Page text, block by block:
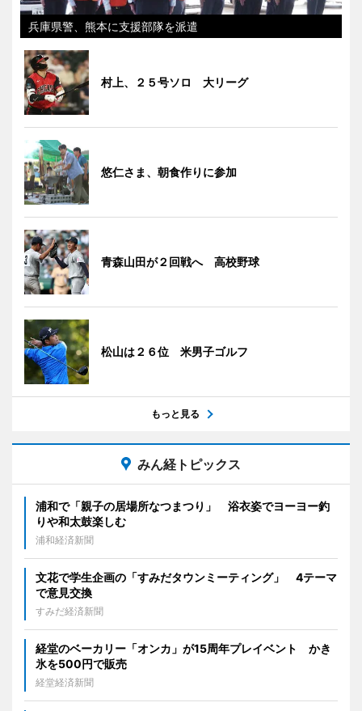
兵庫県警、熊本に支援部隊を派遣
村上、２５号ソロ 大リーグ
悠仁さま、朝食作りに参加
青森山田が２回戦へ 高校野球
松山は２６位 米男子ゴルフ
もっと見る
みん経トピックス
浦和で「親子の居場所なつまつり」 浴衣姿でヨーヨー釣
りや和太鼓楽しむ
浦和経済新聞
文花で学生企画の「すみだタウンミーティング」 4テーマ
で意見交換
すみだ経済新聞
経堂のベーカリー「オンカ」が15周年プレイベント かき
氷を500円で販売
経堂経済新聞